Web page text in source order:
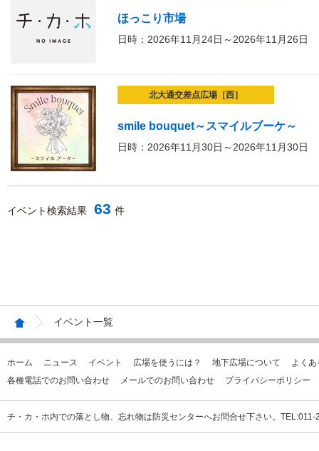
ほっこり市場
日時：2026年11月24日～2026年11月26日
北大通交差点広場［西］
smile bouquet～スマイルブーケ～
日時：2026年11月30日～2026年11月30日
イベント検索結果 63 件
イベント一覧
ホーム ニュース イベント 広場を使うには？ 地下広場について
よく
各種電話でのお問い合わせ
メールでのお問い合わせ プライバシーポリシー
チ・カ・ホ内での落とし物、忘れ物は防災センターへお問合せ下さい。